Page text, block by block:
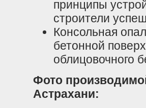
принципы
строители
Консольная
бетонной
облицовочного
Фото
Астрахани: